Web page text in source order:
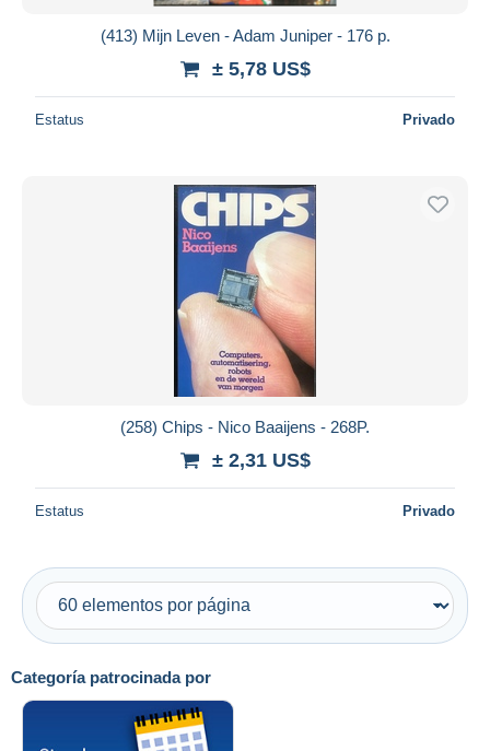
Categoría patrocinada por
(413) Mijn Leven - Adam Juniper - 176 p.
± 5,78 US$
Estatus Privado
(258) Chips - Nico Baaijens - 268P.
± 2,31 US$
Estatus Privado